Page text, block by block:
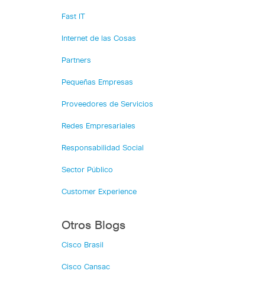
Fast IT
Internet de las Cosas
Partners
Pequeñas Empresas
Proveedores de Servicios
Redes Empresariales
Responsabilidad Social
Sector Público
Customer Experience
Otros Blogs
Cisco Brasil
Cisco Cansac